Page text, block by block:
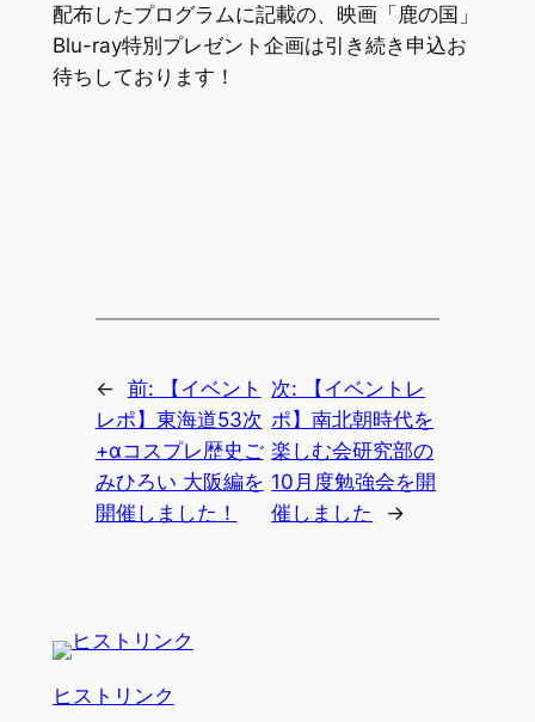
配布したプログラムに記載の、映画「鹿の国」
Blu-ray特別プレゼント企画は引き続き申込お
待ちしております！
← 前:
【イベント
レポ】東海道53次
+αコスプレ歴史ご
みひろい 大阪編を
開催しました！
次:
【イベントレ
ポ】南北朝時代を
楽しむ会研究部の
10月度勉強会を開
催しました
→
ヒストリンク